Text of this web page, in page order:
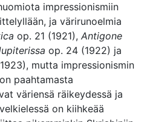
impressionismiin
ja värirunoelmia
op. 21 (1921), Antigone
op. 24 (1922) ja
mutta impressionismin
paahtamasta
väriensä räikeydessä ja
on kiihkeää